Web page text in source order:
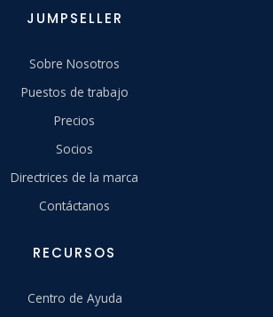
JUMPSELLER
Sobre Nosotros
Puestos de trabajo
Precios
Socios
Directrices de la marca
Contáctanos
RECURSOS
Centro de Ayuda